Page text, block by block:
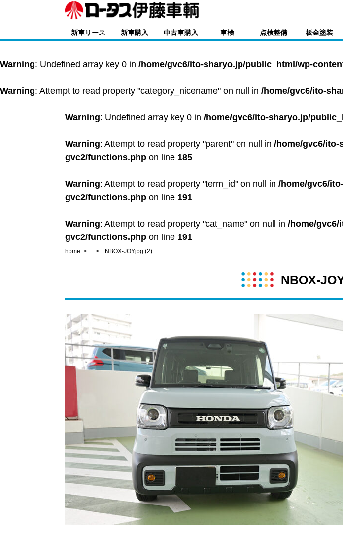
新車リース 新車購入 中古車購入 車検 点検整備 板金塗装
Warning: Undefined array key 0 in /home/gvc6/ito-sharyo.jp/public_html/wp-
Warning: Attempt to read property "category_nicename" on null in /home/gvc6/ito-
Warning: Undefined array key 0 in /home/gvc6/ito-sharyo.jp/
Warning: Attempt to read property "parent" on null in /home/gvc6/ito-
gvc2/functions.php on line 185
Warning: Attempt to read property "term_id" on null in /home/gvc6/
gvc2/functions.php on line 191
Warning: Attempt to read property "cat_name" on null in /home/gvc6/
gvc2/functions.php on line 191
home NBOX-JOYjpg (2)
NBOX-